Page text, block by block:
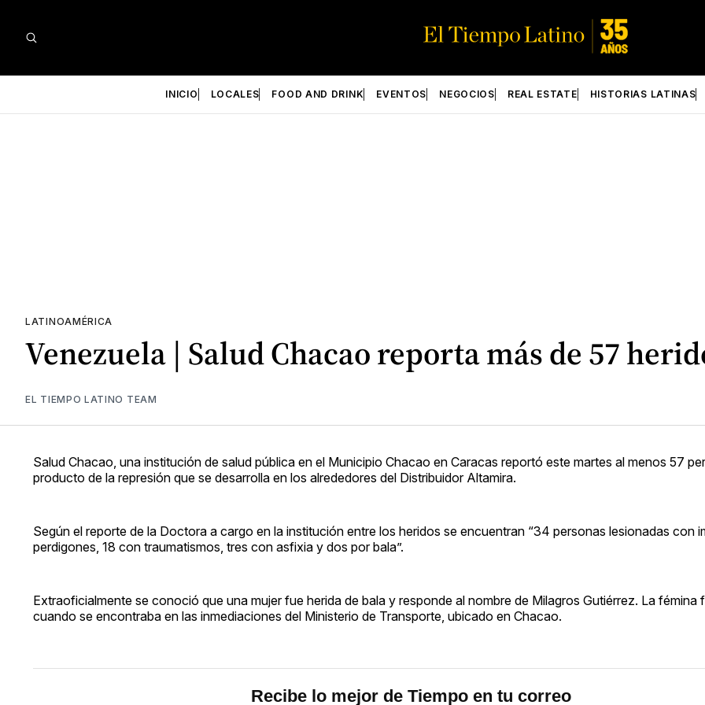
INICIO LOCALES FOOD AND DRINK EVENTOS NEGOCIOS REAL ESTATE HISTORIAS LATINAS
LATINOAMÉRICA
Venezuela | Salud Chacao reporta más de 57
EL TIEMPO LATINO TEAM
Salud Chacao, una institución de salud pública en el Municipio Chacao en Caracas reportó este martes al menos 57
producto de la represión que se desarrolla en los alrededores del Distribuidor Altamira.
Según el reporte de la Doctora a cargo en la institución entre los heridos se encuentran “34 personas lesionadas con
perdigones, 18 con traumatismos, tres con asfixia y dos por bala”.
Extraoficialmente se conoció que una mujer fue herida de bala y responde al nombre de Milagros Gutiérrez. La fémina
cuando se encontraba en las inmediaciones del Ministerio de Transporte, ubicado en Chacao.
Recibe lo mejor de Tiempo en tu correo